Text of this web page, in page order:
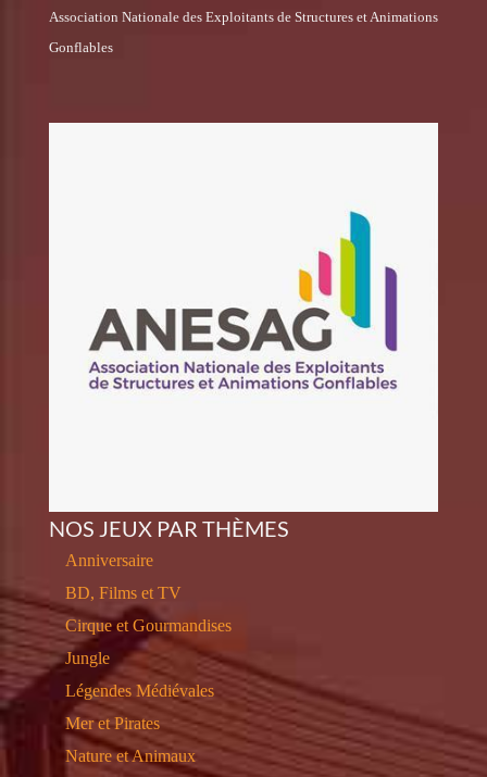
Association Nationale des Exploitants de Structures et Animations
Gonflables
NOS JEUX PAR THÈMES
Anniversaire
BD, Films et TV
Cirque et Gourmandises
Jungle
Légendes Médiévales
Mer et Pirates
Nature et Animaux